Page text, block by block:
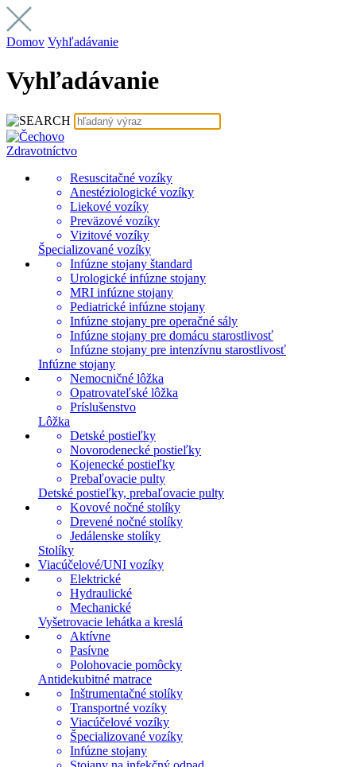
Domov Vyhľadávanie
Vyhľadávanie
Zdravotníctvo
Resuscitačné vozíky
Anestéziologické vozíky
Liekové vozíky
Preväzové vozíky
Vizitové vozíky
Špecializované vozíky
Infúzne stojany štandard
Urologické infúzne stojany
MRI infúzne stojany
Pediatrické infúzne stojany
Infúzne stojany pre operačné sály
Infúzne stojany pre domácu starostlivosť
Infúzne stojany pre intenzívnu starostlivosť
Infúzne stojany
Nemocničné lôžka
Opatrovateľské lôžka
Príslušenstvo
Lôžka
Detské postieľky
Novorodenecké postieľky
Kojenecké postieľky
Prebaľovacie pulty
Detské postieľky, prebaľovacie pulty
Kovové nočné stolíky
Drevené nočné stolíky
Jedálenske stolíky
Stolíky
Viacúčelové/UNI vozíky
Elektrické
Hydraulické
Mechanické
Vyšetrovacie lehátka a kreslá
Aktívne
Pasívne
Polohovacie pomôcky
Antidekubitné matrace
Inštrumentačné stolíky
Transportné vozíky
Viacúčelové vozíky
Špecializované vozíky
Infúzne stojany